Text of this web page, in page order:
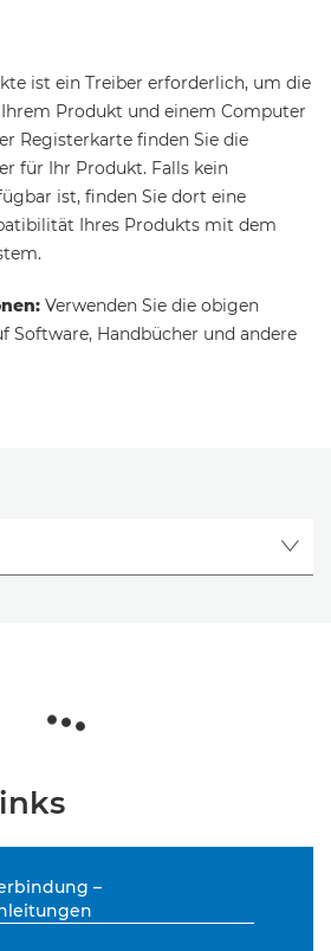
ist ein Treiber erforderlich, um die
Produkt und einem Computer
Registerkarte finden Sie die
für Ihr Produkt. Falls kein
ist, finden Sie dort eine
Ihres Produkts mit dem
Verwenden Sie die obigen
Software, Handbücher und andere
–